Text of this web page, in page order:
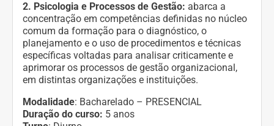
2. Psicologia e Processos de Gestão: abarca a
concentração em competências definidas no núcleo
comum da formação para o diagnóstico, o
planejamento e o uso de procedimentos e técnicas
específicas voltadas para analisar criticamente e
aprimorar os processos de gestão organizacional,
em distintas organizações e instituições.
Modalidade: Bacharelado – PRESENCIAL
Duração do curso: 5 anos